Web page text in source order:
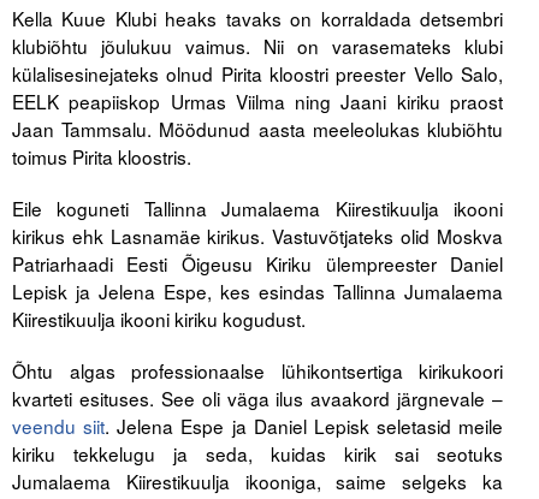
ICC Eesti
Tegevused
Publikatsioonid
Viidad
ICC WBO
Digiraamatukogu
Juhendid ja väljaanded
Videod
Kella Kuue Klubi heaks tavaks on korraldada detsembri
klubiõhtu jõulukuu vaimus. Nii on varasemateks klubi
külalisesinejateks olnud Pirita kloostri preester Vello Salo,
EELK peapiiskop Urmas Viilma ning Jaani kiriku praost
Jaan Tammsalu. Möödunud aasta meeleolukas klubiõhtu
toimus Pirita kloostris.
Eile koguneti Tallinna Jumalaema Kiirestikuulja ikooni
kirikus ehk Lasnamäe kirikus. Vastuvõtjateks olid Moskva
Patriarhaadi Eesti Õigeusu Kiriku ülempreester Daniel
Lepisk ja Jelena Espe, kes esindas Tallinna Jumalaema
Kiirestikuulja ikooni kiriku kogudust.
Õhtu algas professionaalse lühikontsertiga kirikukoori
kvarteti esituses. See oli väga ilus avaakord järgnevale –
veendu siit. Jelena Espe ja Daniel Lepisk seletasid meile
kiriku tekkelugu ja seda, kuidas kirik sai seotuks
Jumalaema Kiirestikuulja ikooniga, saime selgeks ka